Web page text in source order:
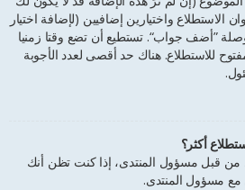
واختيارين إضافيين (لإضافة اختيار
”أضف جواب“. تستطيع أن تضع وقتا زمنيا
للاستطلاع. هناك حد أقصى لعدد الأجوبة
أكثر؟
من قبل مسؤول المنتدى، إذا كنت تظن أنك
مع مسؤول المنتدى.